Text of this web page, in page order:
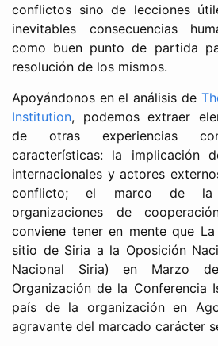
conflictos sino de lecciones
inevitables consecuencias
como buen punto de partida
resolución de los mismos.
Apoyándonos en el análisis de
Institution, podemos extraer
de otras experiencias
características: la implicación
internacionales y actores
conflicto; el marco de la
organizaciones de
conviene tener en mente que
sitio de Siria a la Oposición
Nacional Siria) en Marzo
Organización de la Conferencia
país de la organización en
agravante del marcado carácter